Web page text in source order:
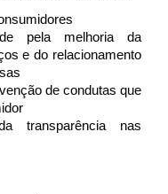
pela melhoria da
e do relacionamento
de condutas que
transparência nas